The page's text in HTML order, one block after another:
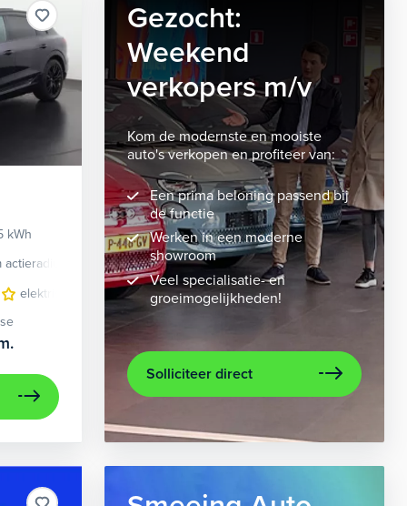
lichtmetalen velgen 7-spaaks 21" metaalkleur
kWh
Elektrisch
elektrisch glazen panorama-dak
lichtmetalen velgen 10-spaaks
Gezocht:
Weekend
verkopers m/v
Kom de modernste en mooiste
auto's verkopen en profiteer van:
Een prima beloning passend bij
de functie
Werken in een moderne
showroom
Veel specialisatie- en
groeimogelijkheden!
Solliciteer direct